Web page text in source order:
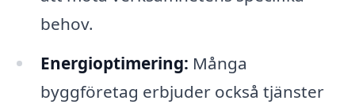
behov.
Energioptimering: Många
byggföretag erbjuder också tjänster